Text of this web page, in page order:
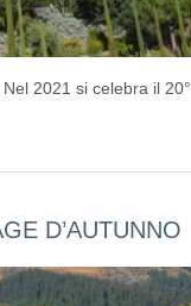
2021 si celebra il 20°
D’AUTUNNO